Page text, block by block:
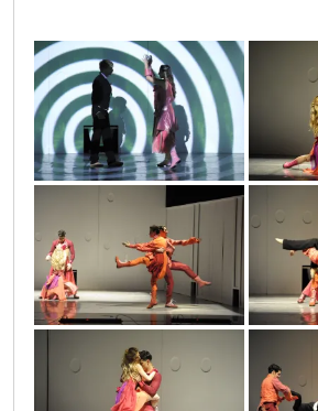
proces_31
proces_24
proces_26